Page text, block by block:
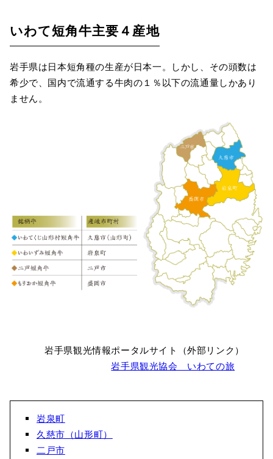
いわて短角牛主要４産地
岩手県は日本短角種の生産が日本一。しかし、その頭数は
希少で、国内で流通する牛肉の１％以下の流通量しかあり
ません。
岩手県観光情報ポータルサイト（外部リンク）
岩手県観光協会 いわての旅
岩泉町
久慈市（山形町）
二戸市